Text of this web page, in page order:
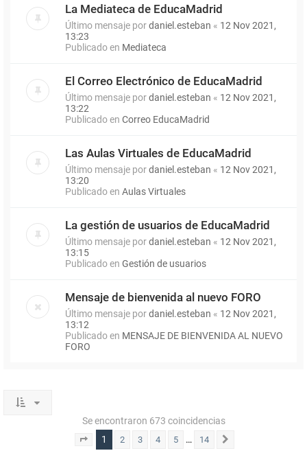
La Mediateca de EducaMadrid
Último mensaje pordaniel.esteban « 12 Nov 2021,
13:23
Publicado en Mediateca
El Correo Electrónico de EducaMadrid
Último mensaje pordaniel.esteban « 12 Nov 2021,
13:22
Publicado en Correo EducaMadrid
Las Aulas Virtuales de EducaMadrid
Último mensaje pordaniel.esteban « 12 Nov 2021,
13:20
Publicado en Aulas Virtuales
La gestión de usuarios de EducaMadrid
Último mensaje pordaniel.esteban « 12 Nov 2021,
13:15
Publicado en Gestión de usuarios
Mensaje de bienvenida al nuevo FORO
Último mensaje pordaniel.esteban « 12 Nov 2021,
13:12
Publicado en MENSAJE DE BIENVENIDA AL NUEVO
FORO
Se encontraron 673 coincidencias
Página 1de 14
1 2 3 4 5 … 14